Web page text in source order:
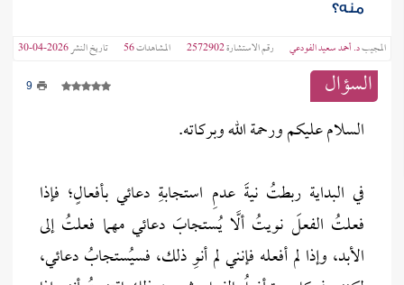
منه؟
المجيبد. أحمد سعيد الفودعي رقم الاستشارة2572902 المشاهدات56 تاريخ النشر2026-04-30
السؤال 9
السلام عليكم ورحمة الله وبركاته.
في البداية ربطتُ نيةَ عدمِ استجابةِ دعائي بأفعالٍ؛ فإذا
فعلتُ الفعلَ نويتُ ألَّا يُستجابَ دعائي مهما فعلتُ إلى
الأبد، وإذا لم أفعله فإنني لم أنوِ ذلك، فسيُستجابُ دعائي،